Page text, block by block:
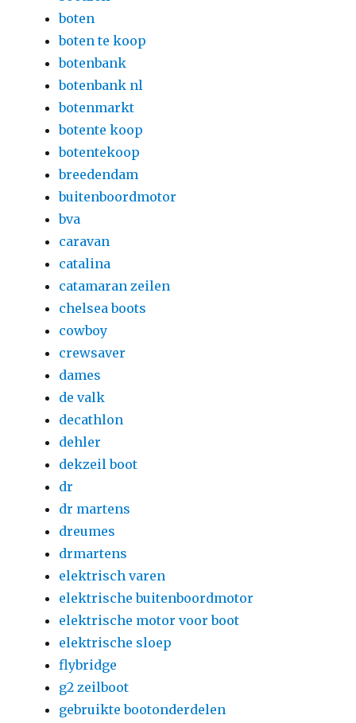
boten
boten te koop
botenbank
botenbank nl
botenmarkt
botente koop
botentekoop
breedendam
buitenboordmotor
bva
caravan
catalina
catamaran zeilen
chelsea boots
cowboy
crewsaver
dames
de valk
decathlon
dehler
dekzeil boot
dr
dr martens
dreumes
drmartens
elektrisch varen
elektrische buitenboordmotor
elektrische motor voor boot
elektrische sloep
flybridge
g2 zeilboot
gebruikte bootonderdelen